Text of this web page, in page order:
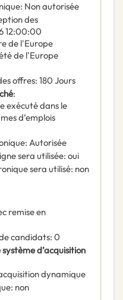
: Non autorisée
des
12:00:00
de l'Europe
de l'Europe
offres: 180 Jours
:
exécuté dans le
d’emplois
: Autorisée
sera utilisée: oui
sera utilisé: non
remise en
candidats: 0
d’acquisition
dynamique
: non